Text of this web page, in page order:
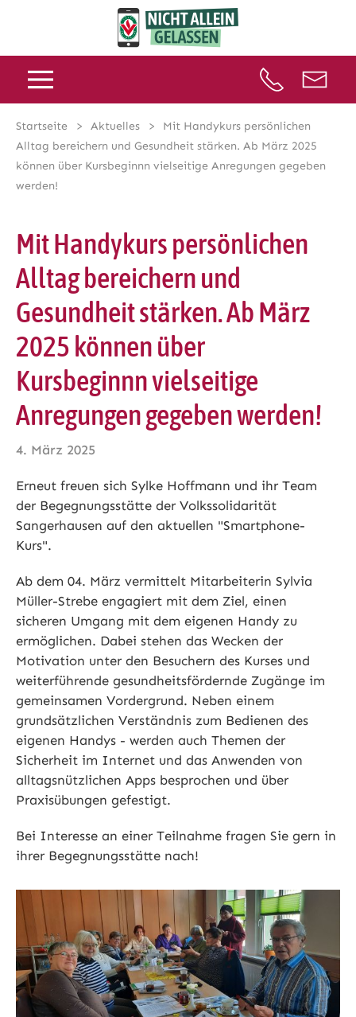
Startseite Aktuelles
Mit Handykurs persönlichen
Alltag bereichern und Gesundheit stärken. Ab März 2025
können über Kursbeginnn vielseitige Anregungen gegeben
werden!
Mit Handykurs persönlichen
Alltag bereichern und
Gesundheit stärken. Ab März
2025 können über
Kursbeginnn vielseitige
Anregungen gegeben werden!
4. März 2025
Erneut freuen sich Sylke Hoffmann und ihr Team
der Begegnungsstätte der Volkssolidarität
Sangerhausen auf den aktuellen "Smartphone-
Kurs".
Ab dem 04. März vermittelt Mitarbeiterin Sylvia
Müller-Strebe engagiert mit dem Ziel, einen
sicheren Umgang mit dem eigenen Handy zu
ermöglichen. Dabei stehen das Wecken der
Motivation unter den Besuchern des Kurses und
weiterführende gesundheitsfördernde Zugänge im
gemeinsamen Vordergrund. Neben einem
grundsätzlichen Verständnis zum Bedienen des
eigenen Handys - werden auch Themen der
Sicherheit im Internet und das Anwenden von
alltagsnützlichen Apps besprochen und über
Praxisübungen gefestigt.
Bei Interesse an einer Teilnahme fragen Sie gern in
ihrer Begegnungsstätte nach!